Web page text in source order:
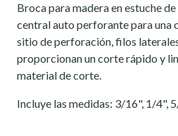
Broca para madera en estuche
central auto perforante para una
sitio de perforación, filos
proporcionan un corte rápido y
material de corte.
Incluye las medidas: 3/16", 1/4",